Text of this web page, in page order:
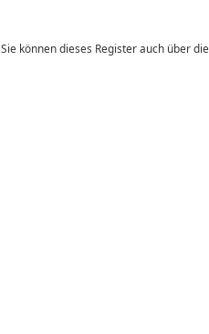
Sie können dieses Register auch über die